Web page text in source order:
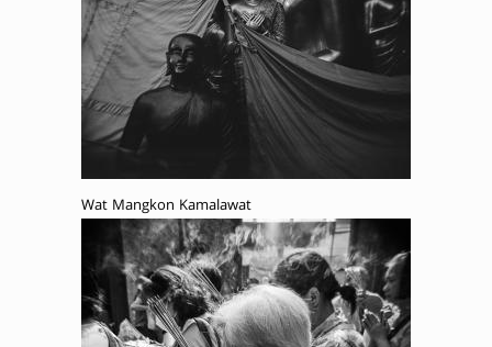
Wat Mangkon Kamalawat